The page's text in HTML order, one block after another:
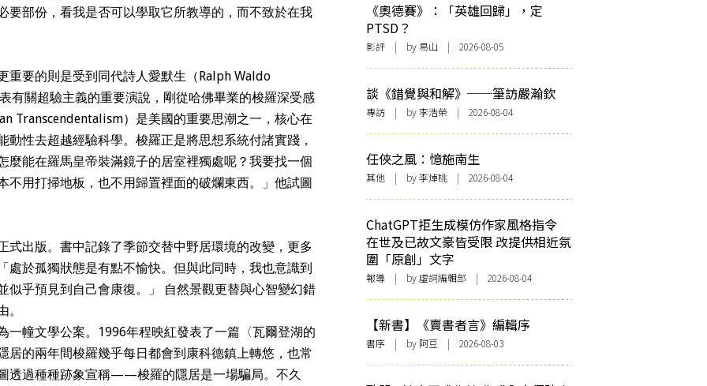
要部份，看我是否可以學取它所教導的，而不致於在我
重要的則是受到同代詩人愛默生（Ralph Waldo
有關超驗主義的重要演說，剛從哈佛畢業的梭羅深受感
Transcendentalism）是美國的重要思潮之一，核心在
性去超越經驗科學。梭羅正是將思想系統付諸實踐，
麼能在羅馬皇帝裝滿鏡子的居室裡獨處呢？我要找一個
不用打掃地板，也不用歸置裡面的破爛東西。」他試圖
式出版。書中記錄了季節交替中野居環境的改變，更多
處於孤獨狀態是有點不愉快。但與此同時，我也意識到
似乎預見到自己會康復。」 自然景觀更替與心智變幻錯
一幢文學公案。1996年程映紅發表了一篇〈瓦爾登湖的
居的兩年間梭羅幾乎每日都會到康科德鎮上轉悠，也常
透過種種跡象宣稱——梭羅的隱居是一場騙局。不久
《奧德賽》：「英雄回歸」，定
PTSD？
影評 | by 易山 | 2026-08-05
談《錯覺與和解》──筆訪嚴瀚欽
專訪 | by 李浩榮 | 2026-08-04
任俠之風：憶施南生
其他 | by 李焯桃 | 2026-08-04
ChatGPT拒生成模仿作家風格指令
在世及已故文豪皆受限 改提供相近氛
圍「原創」文字
報導 | by 虛詞編輯部 | 2026-08-04
【新書】《賣書者言》編輯序
書序 | by 阿豆 | 2026-08-03